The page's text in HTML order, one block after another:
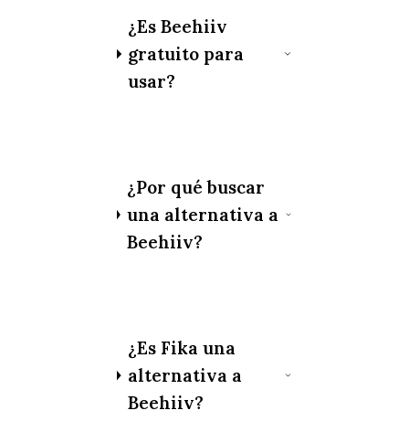
¿Es Beehiiv
gratuito para
usar?
¿Por qué buscar
una alternativa a
Beehiiv?
¿Es Fika una
alternativa a
Beehiiv?